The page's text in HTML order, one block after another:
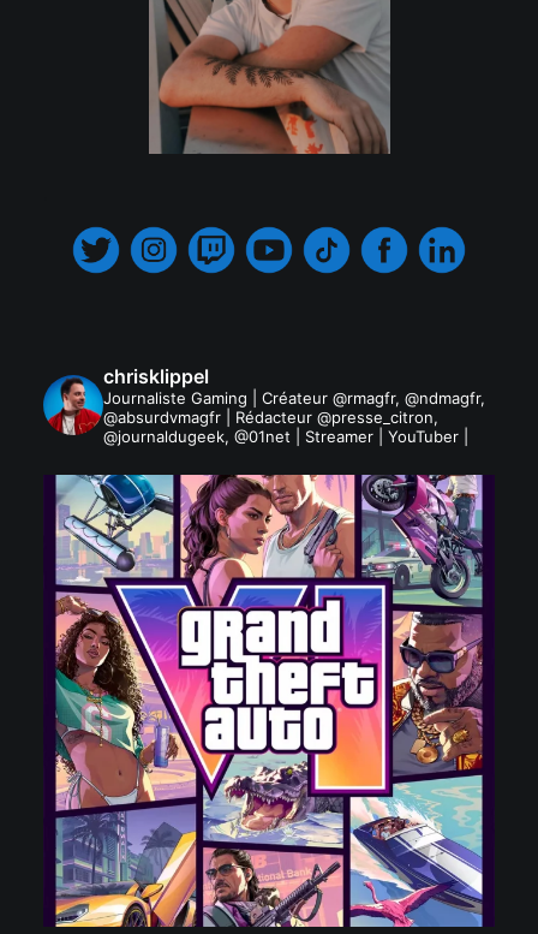
chrisklippel
Journaliste Gaming | Créateur @rmagfr, @ndmagfr,
@absurdvmagfr | Rédacteur @presse_citron,
@journaldugeek, @01net | Streamer | YouTuber |